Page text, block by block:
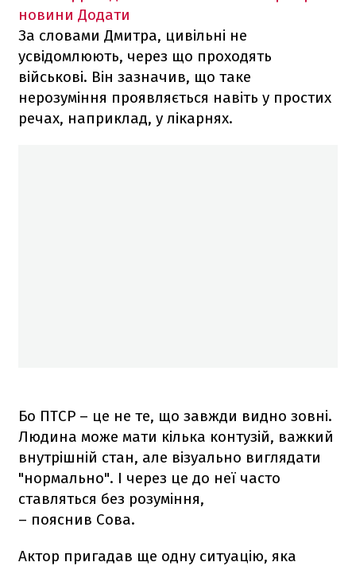
новини Додати
За словами Дмитра, цивільні не
усвідомлюють, через що проходять
військові. Він зазначив, що таке
нерозуміння проявляється навіть у простих
речах, наприклад, у лікарнях.
Бо ПТСР – це не те, що завжди видно зовні.
Людина може мати кілька контузій, важкий
внутрішній стан, але візуально виглядати
"нормально". І через це до неї часто
ставляться без розуміння,
– пояснив Сова.
Актор пригадав ще одну ситуацію, яка